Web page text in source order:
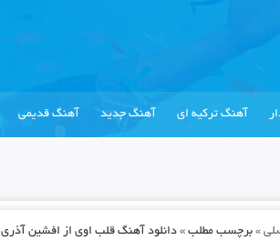
آهنگ ترکیه ای آهنگ جدید آهنگ قدیمی
» برچسب مطلب » دانلود آهنگ قلب اوی از افشین آذری